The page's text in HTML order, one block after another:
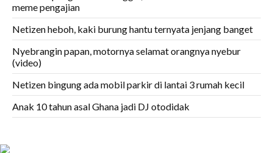
meme pengajian
Netizen heboh, kaki burung hantu ternyata jenjang banget
Nyebrangin papan, motornya selamat orangnya nyebur
(video)
Netizen bingung ada mobil parkir di lantai 3 rumah kecil
Anak 10 tahun asal Ghana jadi DJ otodidak